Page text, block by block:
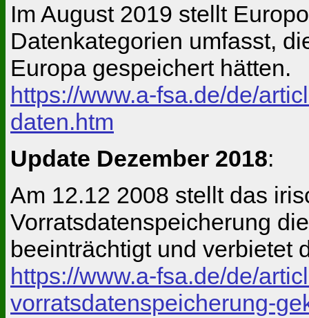
Im August 2019 stellt
Datenkategorien umfasst,
Europa gespeichert hätten.
https://www.a-fsa.de/de/
daten.htm
Update Dezember 2018:
Am 12.12 2008 stellt das
Vorratsdatenspeicherung
beeinträchtigt und verbietet
https://www.a-fsa.de/de/
vorratsdatenspeicherung-